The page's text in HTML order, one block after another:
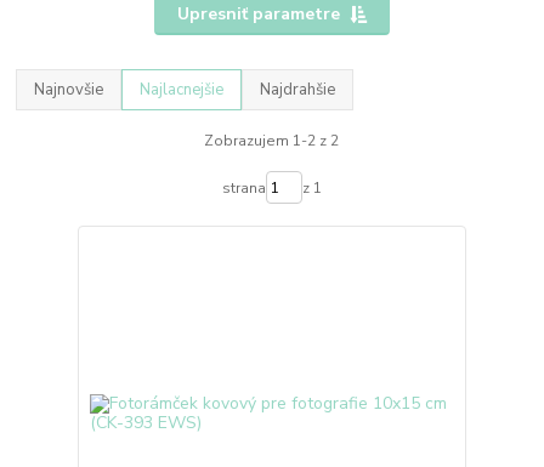
Upresniť parametre
Najnovšie Najlacnejšie Najdrahšie
Zobrazujem 1-2 z 2
strana z 1